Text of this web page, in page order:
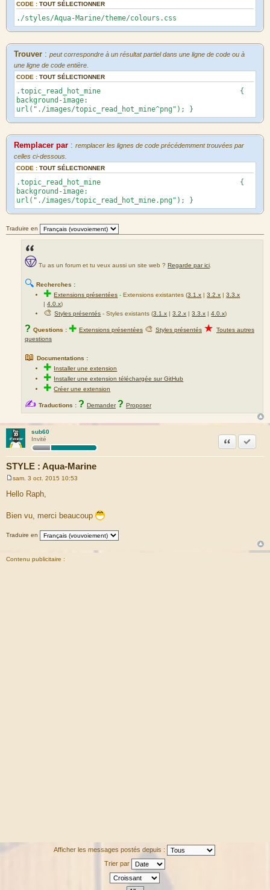
CODE : TOUT SÉLECTIONNER
./styles/Aqua-Marine/theme/colours.css
Trouver : peut correspondre à un résultat partiel dans une ligne de code ou à
une ligne de code entière.
CODE : TOUT SÉLECTIONNER
.topic_read_hot_mine {
background-image:
url("./images/topic_read_hot_mine^png"); }
Remplacer par : remplacer les lignes de code précédemment trouvées par
celles ci-dessous.
CODE : TOUT SÉLECTIONNER
.topic_read_hot_mine {
background-image:
url("./images/topic_read_hot_mine.png"); }
Traduire en
Tu as un forum et tu veux aussi un site web ? Regarde par ici
🔍 Recherches :
✚Extensions présentées -Extensions existantes (3.1.x |3.2.x |3.3.x
|4.0.x)
🎨Styles présentés - Styles existants (3.1.x |3.2.x |3.3.x |4.0.x)
? Questions : ✚ Extensions présentées 🎨 Styles présentés ★ Toutes autres
questions
📖 Documentations :
✚ Installer une extension
✚ Installer une extension téléchargée sur GitHub
✚Créer une extension
✍ Traductions : ? Demander ? Proposer
sub60
Invité
STYLE : Aqua-Marine
Citation
e
s
g
sam. 3 oct. 2015 10:53
Hello Raph,
Bien vu, merci beaucoup
Traduire en
Contenu publicitaire :
Afficher les messages postés depuis :
Trier par